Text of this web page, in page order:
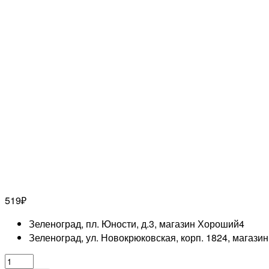
519₽
Зеленоград, пл. Юности, д.3, магазин Хороший4
Зеленоград, ул. Новокрюковская, корп. 1824,
Количество